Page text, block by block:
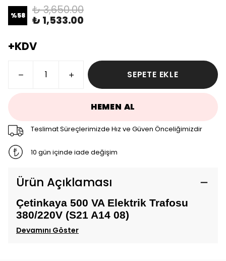
%58 ₺ 3,650.00
₺ 1,533.00
+KDV
SEPETE EKLE
HEMEN AL
Teslimat Süreçlerimizde Hız ve Güven Önceliğimizdir
10 gün içinde iade değişim
Ürün Açıklaması
Çetinkaya 500 VA Elektrik Trafosu
380/220V (S21 A14 08)
Devamını Göster